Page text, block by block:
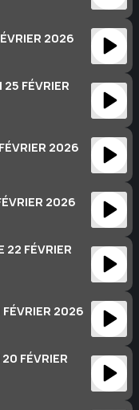
2026
FÉVRIER
2026
2026
FÉVRIER
2026
FÉVRIER